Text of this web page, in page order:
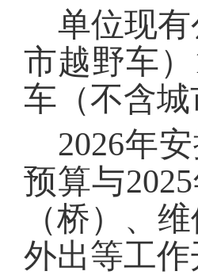
单位现
市越野车）
车（不含
2026年
预算与2025
（桥）、
外出等工作